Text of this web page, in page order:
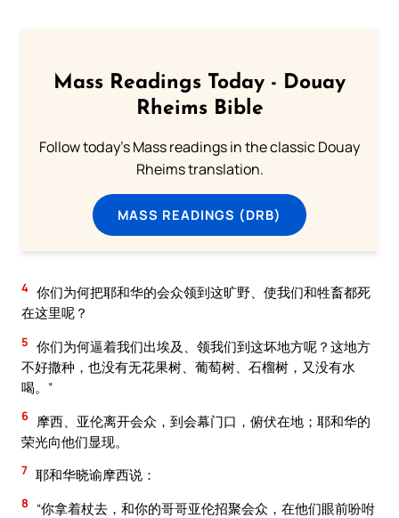
Mass Readings Today - Douay
Rheims Bible
Follow today's Mass readings in the classic Douay
Rheims translation.
MASS READINGS (DRB)
4 你们为何把耶和华的会众领到这旷野、使我们和牲畜都死
在这里呢？
5 你们为何逼着我们出埃及、领我们到这坏地方呢？这地方
不好撒种，也没有无花果树、葡萄树、石榴树，又没有水
喝。”
6 摩西、亚伦离开会众，到会幕门口，俯伏在地；耶和华的
荣光向他们显现。
7 耶和华晓谕摩西说：
8
“你拿着杖去，和你的哥哥亚伦招聚会众，在他们眼前吩咐